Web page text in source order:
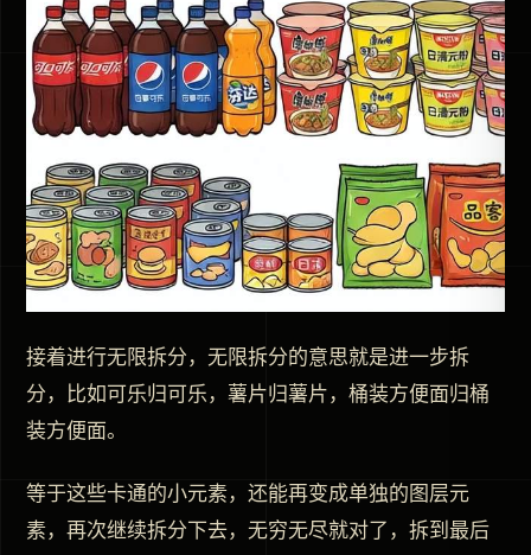
接着进行无限拆分，无限拆分的意思就是进一步拆
分，比如可乐归可乐，薯片归薯片，桶装方便面归桶
装方便面。
等于这些卡通的小元素，还能再变成单独的图层元
素，再次继续拆分下去，无穷无尽就对了，拆到最后